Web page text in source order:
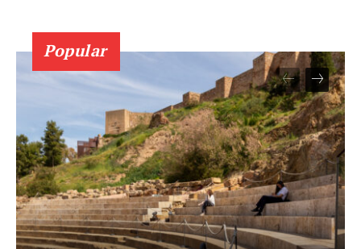
Company
Contact us
Subscription Plans
My account
Popular